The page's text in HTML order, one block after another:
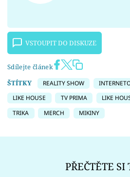
VSTOUPIT DO DISKUZE
Sdílejte článek
ŠTÍTKY
REALITY SHOW
LIKE HOUSE
TV PRIMA LIKE
TRIKA
MERCH MIKINY
PŘEČTĚTE SI